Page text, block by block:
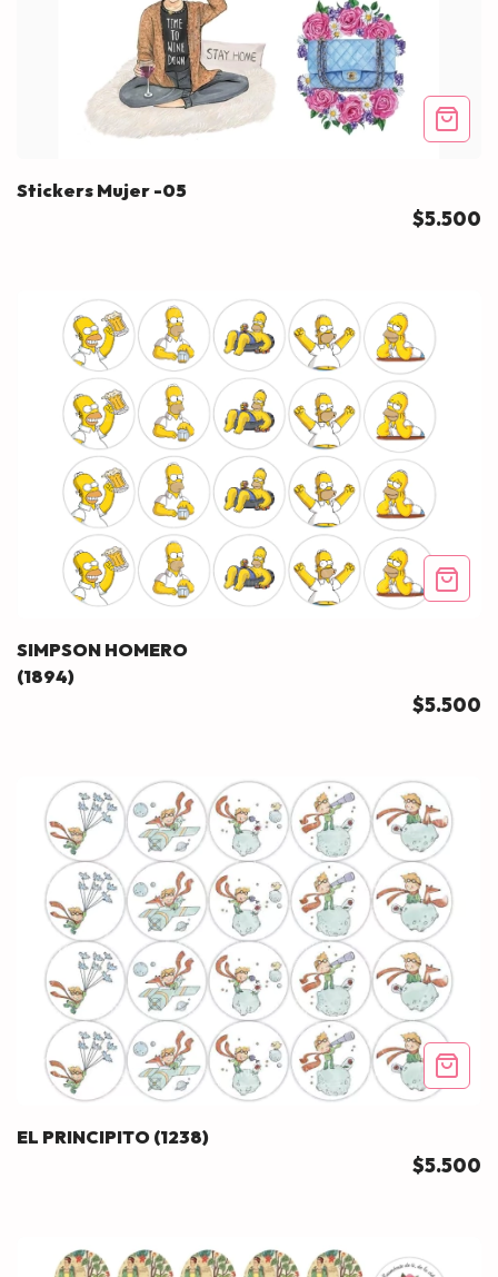
Stickers Mujer -05
$5.500
SIMPSON HOMERO
(1894)
$5.500
EL PRINCIPITO (1238)
$5.500